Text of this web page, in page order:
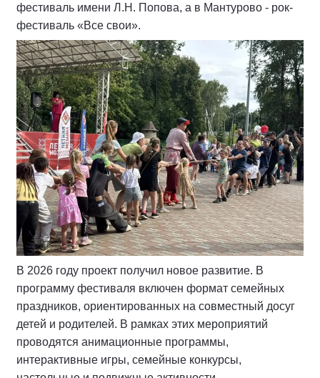
фестиваль имени Л.Н. Попова, а в Мантурово - рок-
фестиваль «Все свои».
В 2026 году проект получил новое развитие. В
программу фестиваля включен формат семейных
праздников, ориентированных на совместный досуг
детей и родителей. В рамках этих мероприятий
проводятся анимационные программы,
интерактивные игры, семейные конкурсы,